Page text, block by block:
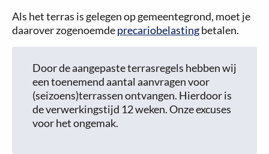
Als het terras is gelegen op gemeentegrond, moet je
daarover zogenoemdeprecariobelastingbetalen.
Door de aangepaste terrasregels hebben wij
een toenemend aantal aanvragen voor
(seizoens)terrassen ontvangen. Hierdoor is
de verwerkingstijd 12 weken. Onze excuses
voor het ongemak.